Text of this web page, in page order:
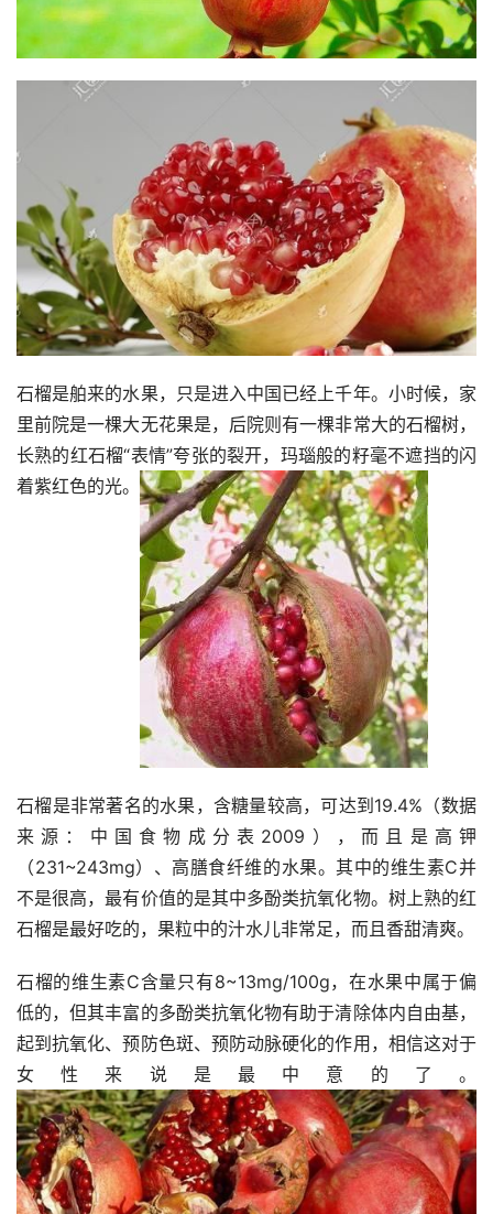
石榴是舶来的水果，只是进入中国已经上千年。小时候，家
里前院是一棵大无花果是，后院则有一棵非常大的石榴树，
长熟的红石榴“表情”夸张的裂开，玛瑙般的籽毫不遮挡的闪
着紫红色的光。
石榴是非常著名的水果，含糖量较高，可达到19.4%（数据
来源：中国食物成分表2009），而且是高钾
（231~243mg）、高膳食纤维的水果。其中的维生素C并
不是很高，最有价值的是其中多酚类抗氧化物。树上熟的红
石榴是最好吃的，果粒中的汁水儿非常足，而且香甜清爽。
石榴的维生素C含量只有8~13mg/100g，在水果中属于偏
低的，但其丰富的多酚类抗氧化物有助于清除体内自由基，
起到抗氧化、预防色斑、预防动脉硬化的作用，相信这对于
女性来说是最中意的了。